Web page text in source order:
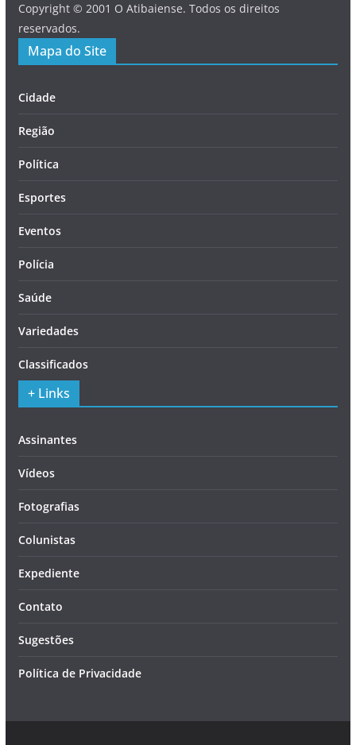
Copyright © 2001 O Atibaiense. Todos os direitos
reservados.
Mapa do Site
Cidade
Região
Política
Esportes
Eventos
Polícia
Saúde
Variedades
Classificados
+ Links
Assinantes
Vídeos
Fotografias
Colunistas
Expediente
Contato
Sugestões
Política de Privacidade